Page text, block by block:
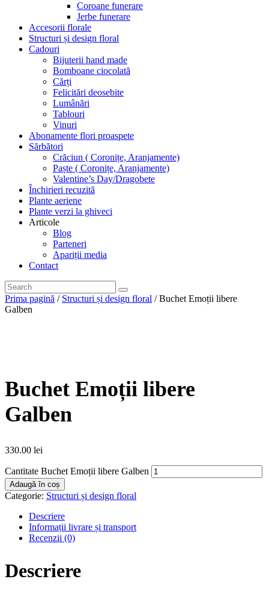
Coroane funerare
Jerbe funerare
Accesorii florale
Structuri și design floral
Cadouri
Bijuterii hand made
Bomboane ciocolată
Cărți
Felicitări deosebite
Lumânări
Tablouri
Vinuri
Abonamente flori proaspete
Sărbători
Crăciun ( Coronițe, Aranjamente)
Paște ( Coronițe, Aranjamente)
Valentine’s Day/Dragobete
Închirieri recuzită
Plante aeriene
Plante verzi la ghiveci
Articole
Blog
Parteneri
Apariții media
Contact
Prima pagină / Structuri și design floral / Buchet Emoții libere
Galben
Buchet Emoții libere
Galben
330.00 lei
Cantitate Buchet Emoții libere Galben
Adaugă în coș
Categorie: Structuri și design floral
Descriere
Informații livrare și transport
Recenzii (0)
Descriere